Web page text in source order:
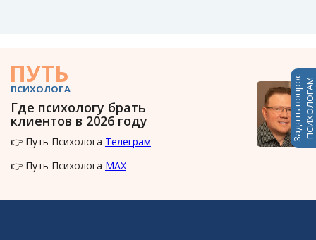
ПУТЬ
ПСИХОЛОГА
Где психологу брать
клиентов в 2026 году
👉 Путь Психолога Телеграм
👉 Путь Психолога MAX
Задать вопросПСИХОЛОГАМ